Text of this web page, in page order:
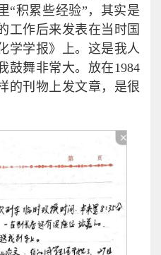
“积累些经验”，其实是
工作后来发表在当时国
学学报》上。这是我人
鼓舞非常大。放在1984
的刊物上发文章，是很